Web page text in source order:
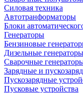
Силовая техника
Автотранформаторы
Блоки
Генераторы
Бензиновые
Дизельные генераторы
Сварочные
Зарядные и
Пускозарядные
Пусковые устройства